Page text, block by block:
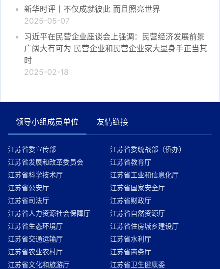
新华时评丨不仅成就彼此 而且照亮世界
2025-05-07
习近平在民营企业座谈会上强调：民营经济发展前景
广阔大有可为 民营企业和民营企业家大显身手正当其
时
2025-02-18
领导小组成员单位 友情链接
江苏省委宣传部
江苏省委统战部（侨办）
江苏省发展和改革委员会
江苏省教育厅
江苏省科学技术厅
江苏省工业和信息化厅
江苏省公安厅
江苏省国家安全厅
江苏省司法厅
江苏省财政厅
江苏省人力资源社会保障厅
江苏省自然资源厅
江苏省生态环境厅
江苏省住房城乡建设厅
江苏省交通运输厅
江苏省水利厅
江苏省农业农村厅
江苏省商务厅
江苏省文化和旅游厅
江苏省卫生健康委